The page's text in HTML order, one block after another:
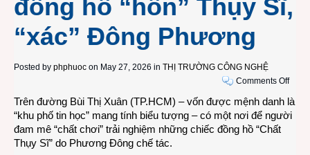
đồng hồ “hồn” Thụy Sĩ,
“xác” Đông Phương
Posted by phphuoc on May 27, 2026 in THỊ TRƯỜNG CÔNG NGHỆ
Comments Offon
L’Ore
Trên đường Bùi Thị Xuân (TP.HCM) – vốn được mệnh danh là
“khu phố tin học” mang tính biểu tượng – có một nơi để người
đam mê “chất chơi” trải nghiệm những chiếc đồng hồ “Chất
Thụy Sĩ” do Phương Đông chế tác.